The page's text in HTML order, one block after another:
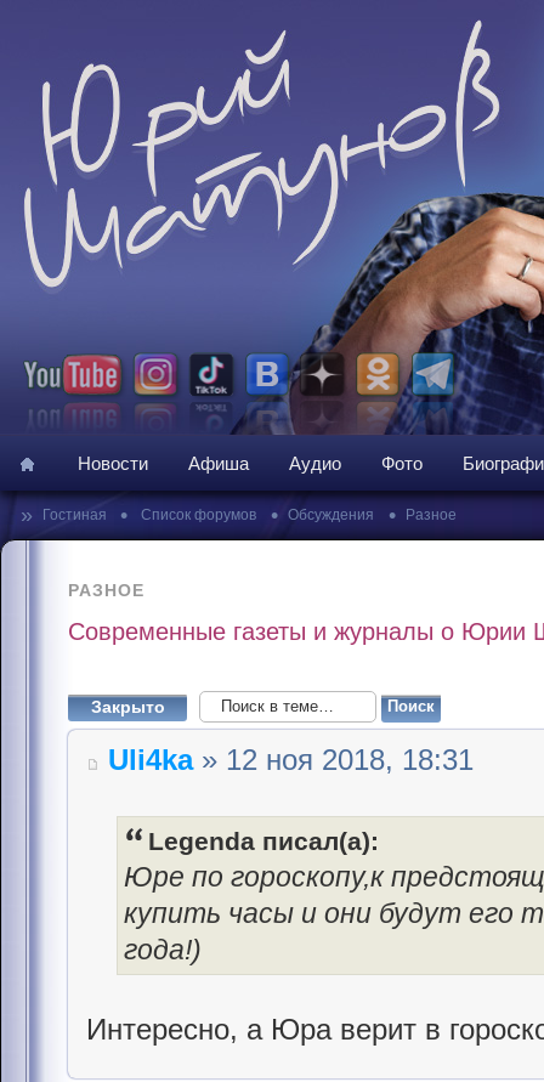
Новости Афиша Аудио Фото
» Гостиная • Список форумов • Обсуждения • Разное
РАЗНОЕ
Современные газеты и журналы о Юрии
Закрыто
Uli4ka» 12 ноя 2018, 18:31
Legenda писал(а):
Юре по гороскопу,к
купить часы и они будут его
года!)
Интересно, а Юра верит в